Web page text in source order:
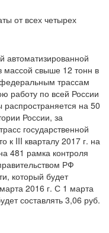
от всех четырех
автоматизированной
массой свыше 12 тонн в
трассам
работу по всей России
на 50
России, за
государственной
к III кварталу 2017 г. на
481 рамка контроля
РФ
который будет
2016 г. С 1 марта
составлять 3,06 руб.